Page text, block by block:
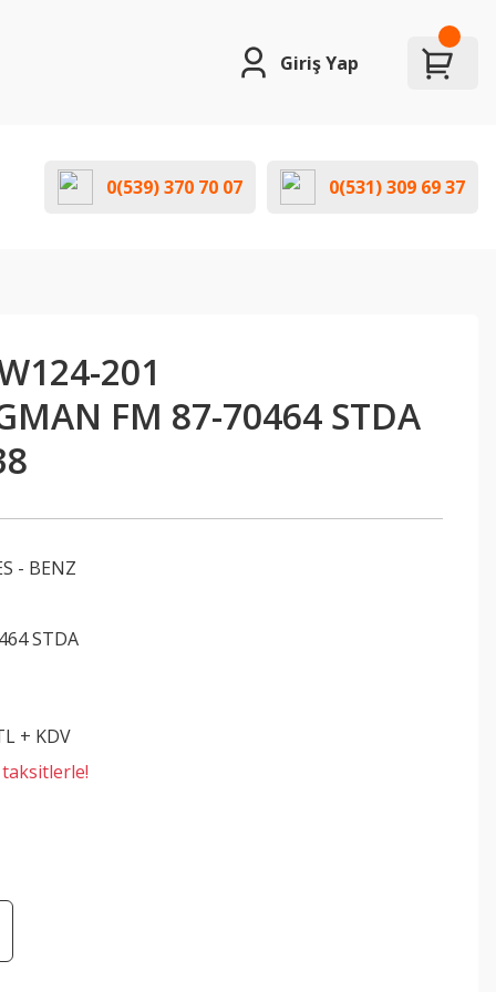
Giriş Yap
0(539) 370 70 07 0(531) 309 69 37
201
FM 87-70464 STDA
- BENZ
STDA
+ KDV